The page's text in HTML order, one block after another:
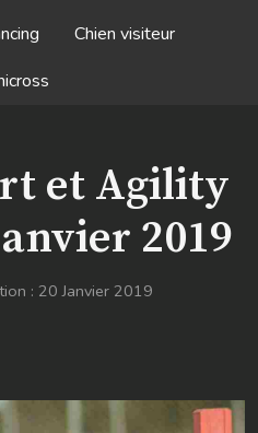
Chien visiteur
et Agility
2019
: 20 Janvier 2019